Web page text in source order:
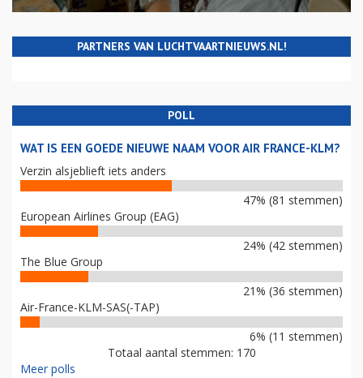
PARTNERS VAN LUCHTVAARTNIEUWS.NL!
POLL
WAT IS EEN GOEDE NIEUWE NAAM VOOR AIR FRANCE-KLM?
Verzin alsjeblieft iets anders
47% (81 stemmen)
European Airlines Group (EAG)
24% (42 stemmen)
The Blue Group
21% (36 stemmen)
Air-France-KLM-SAS(-TAP)
6% (11 stemmen)
Totaal aantal stemmen: 170
Meer polls